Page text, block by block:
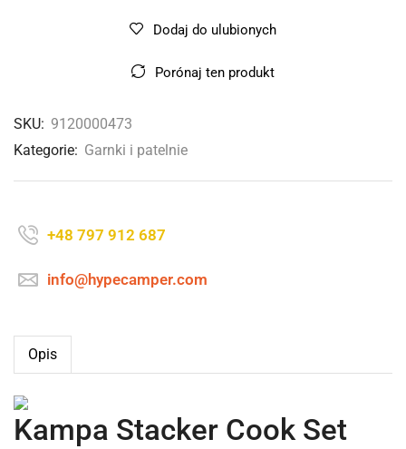
Dodaj do ulubionych
Porónaj ten produkt
SKU: 9120000473
Kategorie: Garnki i patelnie
+48 797 912 687
info@hypecamper.com
Opis
Kampa Stacker Cook Set